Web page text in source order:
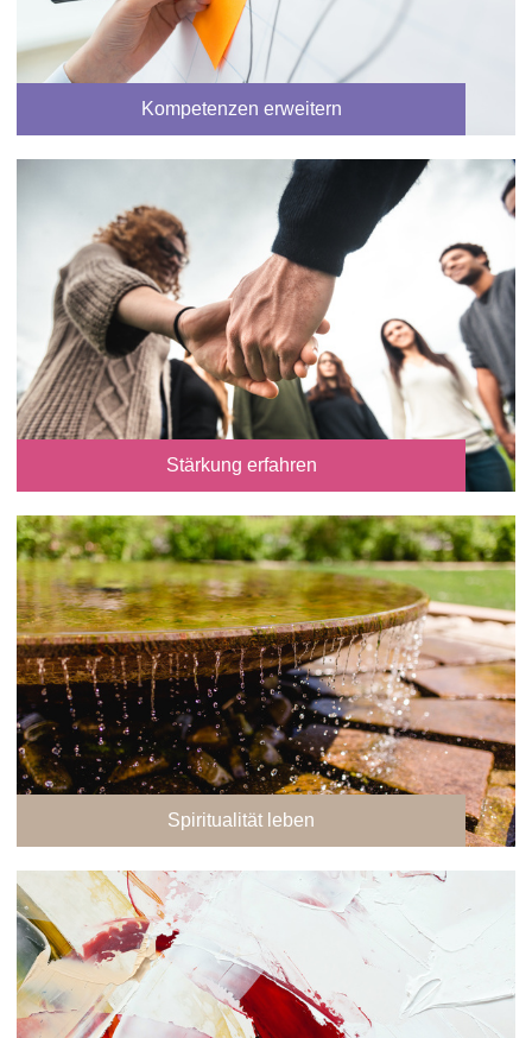
Kompetenzen erweitern
Stärkung erfahren
Spiritualität leben